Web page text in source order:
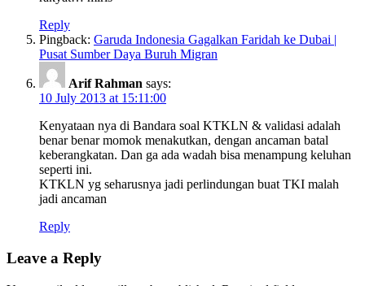
Reply
Pingback: Garuda Indonesia Gagalkan Faridah ke Dubai |
Pusat Sumber Daya Buruh Migran
Arif Rahman says:
10 July 2013 at 15:11:00
Kenyataan nya di Bandara soal KTKLN & validasi adalah
benar benar momok menakutkan, dengan ancaman batal
keberangkatan. Dan ga ada wadah bisa menampung keluhan
seperti ini.
KTKLN yg seharusnya jadi perlindungan buat TKI malah
jadi ancaman
Reply
Leave a Reply